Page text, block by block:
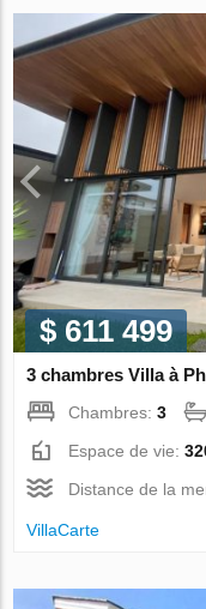
$ 611 499
3 chambres Villa à
Chambres:3
Espace de vie:
Distance de la
VillaСarte